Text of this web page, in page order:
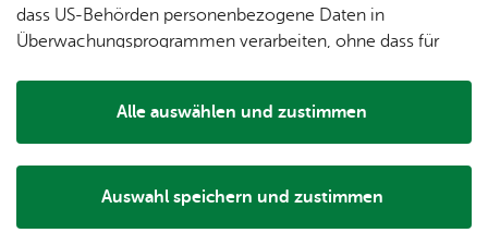
The­men
Bür­ger­ser­vice
Wel­len­frei­bad
dass US-Behörden personenbezogene Daten in
Überwachungsprogrammen verarbeiten, ohne dass für
Auswahl speichern und zustimmen
Alle auswählen und zustimmen